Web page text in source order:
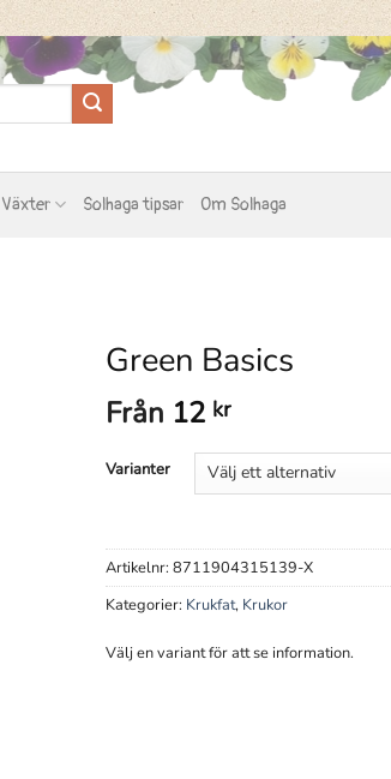
Växter Solhaga tipsar Om Solhaga
Green Basics
Från 12 kr
Varianter
Artikelnr: 8711904315139-X
Kategorier: Krukfat, Krukor
Välj en variant för att se information.